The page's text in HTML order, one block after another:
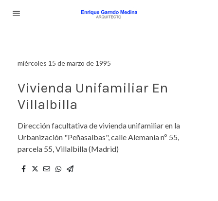
miércoles 15 de marzo de 1995
Vivienda Unifamiliar En
Villalbilla
Dirección facultativa de vivienda unifamiliar en la
Urbanización "Peñasalbas", calle Alemania nº 55,
parcela 55, Villalbilla (Madrid)